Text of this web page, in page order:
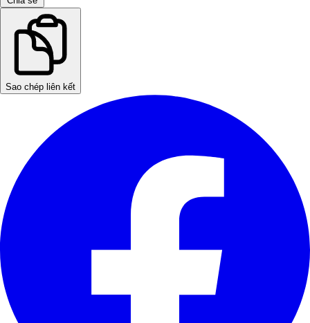
Sao chép liên kết